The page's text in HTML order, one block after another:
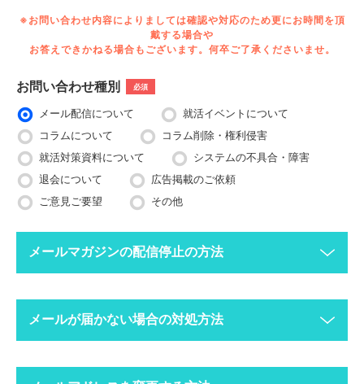
※お問い合わせ内容によりましては確認や対応のため更にお時間を頂
戴する場合や
お答えできかねる場合もございます。何卒ご了承くださいませ。
お問い合わせ種別 必須
メール配信について
就活イベントについて
コラムについて
コラム削除・権利侵害
就活対策資料について
システムの不具合・障害
退会について
広告掲載のご依頼
ご意見ご要望
その他
メールマガジンの配信停止の方法
ってください。
配信停止までに2〜3営業日ほどかかる場合がございますのでご
メールが届かない場合の対処方法